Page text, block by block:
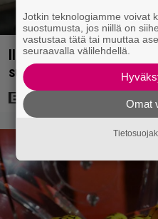
Illalla tv:ssä:
suututti amerikkalaisen
Jotkin teknologiamme voivat
suostumusta, jos niillä on
vastustaa tätä tai muuttaa
seuraavalla välilehdellä.
Omat